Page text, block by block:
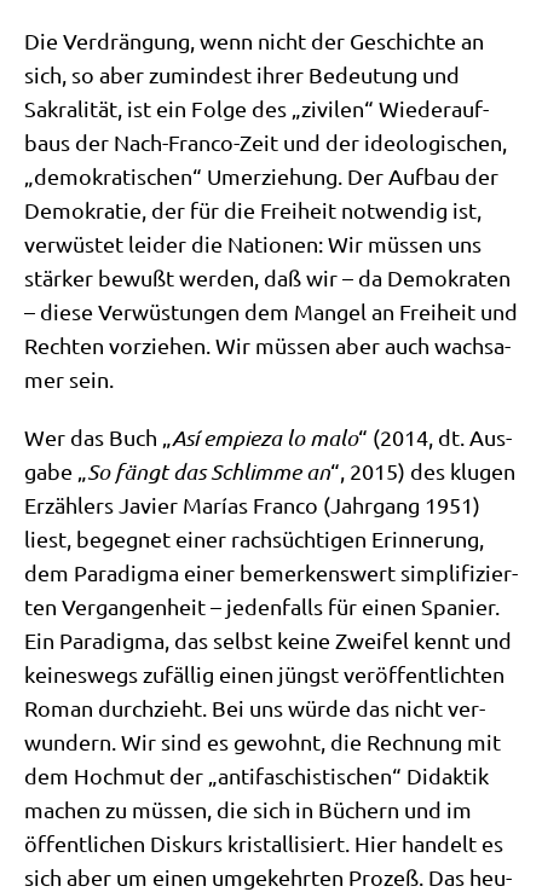
Die Ver­drän­gung, wenn nicht der Geschich­te an
sich, so aber zumin­dest ihrer Bedeu­tung und
Sakra­li­tät, ist ein Fol­ge des „zivi­len“ Wie­der­auf­
baus der Nach-Fran­co-Zeit und der ideo­lo­gi­schen,
„demo­kra­ti­schen“ Umer­zie­hung. Der Auf­bau der
Demo­kra­tie, der für die Frei­heit not­wen­dig ist,
ver­wü­stet lei­der die Natio­nen: Wir müs­sen uns
stär­ker bewußt wer­den, daß wir – da Demo­kra­ten
– die­se Ver­wü­stun­gen dem Man­gel an Frei­heit und
Rech­ten vor­zie­hen. Wir müs­sen aber auch wach­sa­
mer sein.
Wer das Buch „ Así empie­za lo malo“ (2014, dt. Aus­
ga­be „ So fängt das Schlim­me an“, 2015) des klu­gen
Erzäh­lers Javier Marí­as Fran­co (Jahr­gang 1951)
liest, begeg­net einer rach­süch­ti­gen Erin­ne­rung,
dem Para­dig­ma einer bemer­kens­wert sim­pli­fi­zier­
ten Ver­gan­gen­heit – jeden­falls für einen Spa­ni­er.
Ein Para­dig­ma, das selbst kei­ne Zwei­fel kennt und
kei­nes­wegs zufäl­lig einen jüngst ver­öf­fent­lich­ten
Roman durch­zieht. Bei uns wür­de das nicht ver­
wun­dern. Wir sind es gewohnt, die Rech­nung mit
dem Hoch­mut der „anti­fa­schi­sti­schen“ Didak­tik
machen zu müs­sen, die sich in Büchern und im
öffent­li­chen Dis­kurs kri­stal­li­siert. Hier han­delt es
sich aber um einen umge­kehr­ten Pro­zeß. Das heu­